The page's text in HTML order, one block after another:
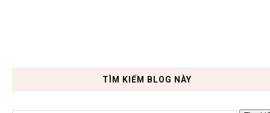
TÌM KIẾM BLOG NÀY